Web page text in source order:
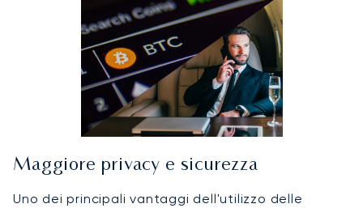
Maggiore privacy e sicurezza
Uno dei principali vantaggi dell'utilizzo delle